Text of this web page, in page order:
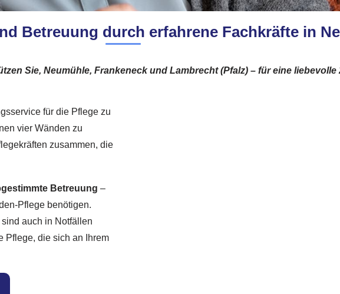
Betreuung durch erfahrene Fachkräfte in
Sie, Neumühle, Frankeneck und Lambrecht (Pfalz) – für eine liebevolle
für die Pflege zu
vier Wänden zu
zusammen, die
Betreuung –
Pflege benötigen.
auch in Notfällen
Pflege, die sich an Ihrem